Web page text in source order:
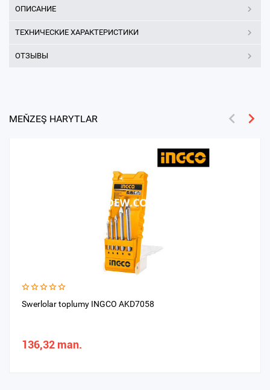
ОПИСАНИЕ
ТЕХНИЧЕСКИЕ ХАРАКТЕРИСТИКИ
ОТЗЫВЫ
MEŇZEŞ HARYTLAR
Swerlolar toplumy INGCO AKD7058
136,32 man.